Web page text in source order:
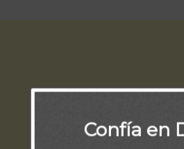
Confía en